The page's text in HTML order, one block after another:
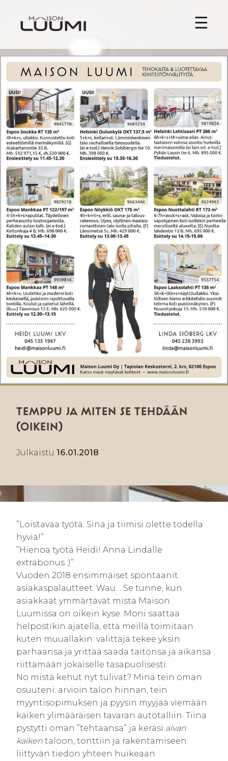
content
Maison Luumi ☰
TEMPPU JA MITEN SE TEHDÄÄN
(OIKEIN)
Julkaistu 16.01.2018
”Loistavaa työtä. Sinä ja tiimisi olette todella
hyviä!”
”Hienoa työtä Heidi! Anna Lindalle
extrabonus :)”
Vuoden 2018 ensimmäiset spontaanit
asiakaspalautteet. Wau… Se tunne, kun
asiakkaat ymmärtävät mistä Maison
Luumissa on oikein kyse. Moni saattaa
helpostikin ajatella, että meillä toimitaan
kuten muuallakin: välittäjä tekee yksin
parhaansa ja yrittää saada taitonsa ja aikansa
riittämään jokaiselle tasapuolisesti.
No mistä kehut nyt tulivat? Minä tein oman
osuuteni: arvioin talon hinnan, tein
myyntisopimuksen ja pyysin myyjää viemään
kaiken ylimääräisen tavaran autotalliin. Tiina
pystytti oman ”tehtaansa” ja keräsi aivan
kaiken taloon, tonttiin ja rakentamiseen
liittyvän tiedon yhteen huikeaan